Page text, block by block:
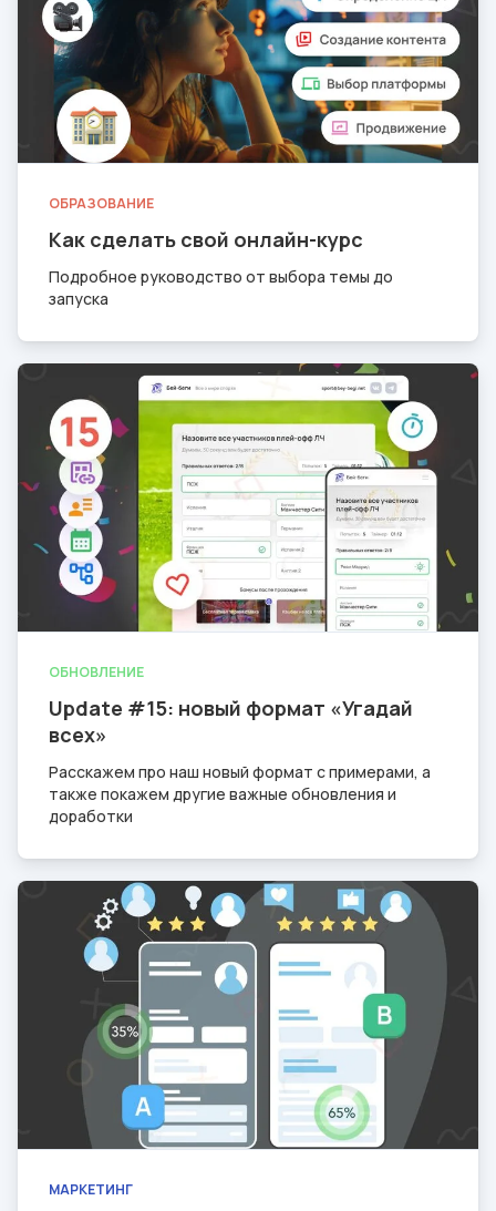
ОБРАЗОВАНИЕ
Как сделать свой онлайн-курс
Подробное руководство от выбора темы до
запуска
ОБНОВЛЕНИЕ
Update #15: новый формат «Угадай
всех»
Расскажем про наш новый формат с примерами, а
также покажем другие важные обновления и
доработки
МАРКЕТИНГ